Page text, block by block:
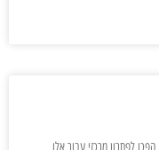
בעידן הכלכלי המודרני, הלוואות אונליין ללא בדיקת BDI הפכו לפתרון מרכזי עבור אלו